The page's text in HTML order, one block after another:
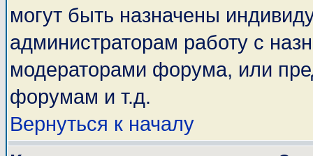
могут быть назначены
администраторам работу с
модераторами форума, или
форумам и т.д.
Вернуться к началу